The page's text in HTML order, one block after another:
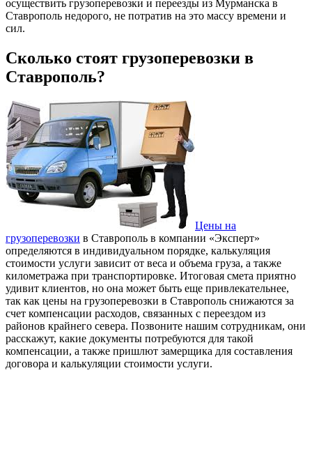
осуществить грузоперевозки и переезды из Мурманска в
Ставрополь недорого, не потратив на это массу времени и
сил.
Сколько стоят грузоперевозки в
Ставрополь?
Цены на
грузоперевозки в Ставрополь в компании «Эксперт»
определяются в индивидуальном порядке, калькуляция
стоимости услуги зависит от веса и объема груза, а также
километража при транспортировке. Итоговая смета приятно
удивит клиентов, но она может быть еще привлекательнее,
так как цены на грузоперевозки в Ставрополь снижаются за
счет компенсации расходов, связанных с переездом из
районов крайнего севера. Позвоните нашим сотрудникам, они
расскажут, какие документы потребуются для такой
компенсации, а также пришлют замерщика для составления
договора и калькуляции стоимости услуги.